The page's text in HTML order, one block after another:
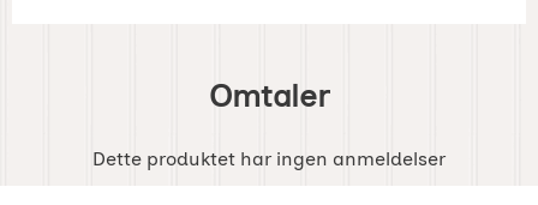
Omtaler
Dette produktet har ingen anmeldelser